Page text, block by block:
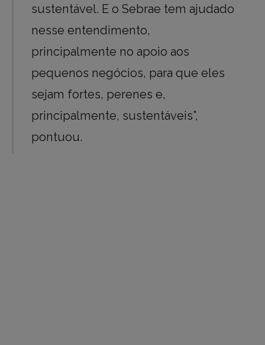
sustentável. E o Sebrae tem ajudado
nesse entendimento,
principalmente no apoio aos
pequenos negócios, para que eles
sejam fortes, perenes e,
principalmente, sustentáveis”,
pontuou.